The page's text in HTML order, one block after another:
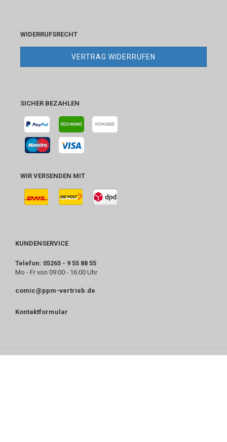
WIDERRUFSRECHT
VERTRAG WIDERRUFEN
SICHER BEZAHLEN
WIR VERSENDEN MIT
KUNDENSERVICE
Telefon: 05265 - 9 55 88 55
Mo - Fr von 09:00 - 16:00 Uhr
comic@ppm-vertrieb.de
Kontaktformular